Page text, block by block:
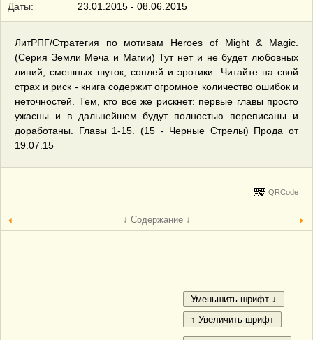
Даты:
23.01.2015 - 08.06.2015
ЛитРПГ/Стратегия по мотивам Heroes of Might & Magic.
(Серия Земли Меча и Магии) Тут нет и не будет любовных
линий, смешных шуток, соплей и эротики. Читайте на свой
страх и риск - книга содержит огромное количество ошибок и
неточностей. Тем, кто все же рискнет: первые главы просто
ужасны и в дальнейшем будут полностью переписаны и
доработаны. Главы 1-15. (15 - Черные Стрелы) Прода от
19.07.15
QRCode
↓ Содержание ↓